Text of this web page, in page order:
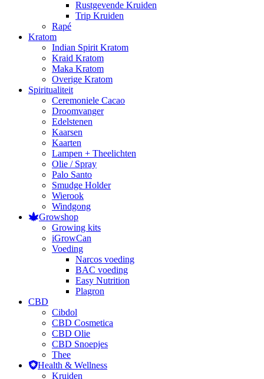
Rustgevende Kruiden
Trip Kruiden
Rapé
Kratom
Indian Spirit Kratom
Kraid Kratom
Maka Kratom
Overige Kratom
Spiritualiteit
Ceremoniele Cacao
Droomvanger
Edelstenen
Kaarsen
Kaarten
Lampen + Theelichten
Olie / Spray
Palo Santo
Smudge Holder
Wierook
Windgong
Growshop
Growing kits
iGrowCan
Voeding
Narcos voeding
BAC voeding
Easy Nutrition
Plagron
CBD
Cibdol
CBD Cosmetica
CBD Olie
CBD Snoepjes
Thee
Health & Wellness
Kruiden